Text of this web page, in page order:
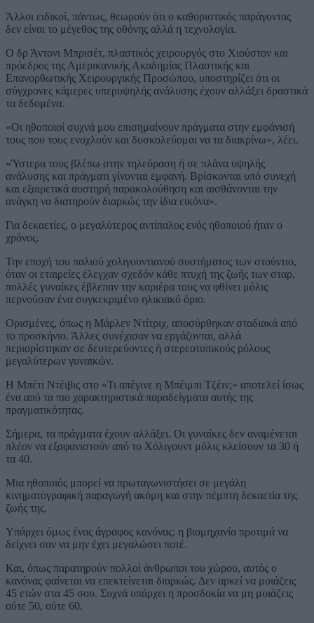
Άλλοι ειδικοί, πάντως, θεωρούν ότι ο καθοριστικός παράγοντας
δεν είναι το μέγεθος της οθόνης αλλά η τεχνολογία.
Ο δρ Άντονι Μπρισέτ, πλαστικός χειρουργός στο Χιούστον και
πρόεδρος της Αμερικανικής Ακαδημίας Πλαστικής και
Επανορθωτικής Χειρουργικής Προσώπου, υποστηρίζει ότι οι
σύγχρονες κάμερες υπερυψηλής ανάλυσης έχουν αλλάξει δραστικά
τα δεδομένα.
«Οι ηθοποιοί συχνά μου επισημαίνουν πράγματα στην εμφάνισή
τους που τους ενοχλούν και δυσκολεύομαι να τα διακρίνω», λέει.
«Ύστερα τους βλέπω στην τηλεόραση ή σε πλάνα υψηλής
ανάλυσης και πράγματι γίνονται εμφανή. Βρίσκονται υπό συνεχή
και εξαιρετικά αυστηρή παρακολούθηση και αισθάνονται την
ανάγκη να διατηρούν διαρκώς την ίδια εικόνα».
Για δεκαετίες, ο μεγαλύτερος αντίπαλος ενός ηθοποιού ήταν ο
χρόνος.
Την εποχή του παλιού χολιγουντιανού συστήματος των στούντιο,
όταν οι εταιρείες έλεγχαν σχεδόν κάθε πτυχή της ζωής των σταρ,
πολλές γυναίκες έβλεπαν την καριέρα τους να φθίνει μόλις
περνούσαν ένα συγκεκριμένο ηλικιακό όριο.
Ορισμένες, όπως η Μάρλεν Ντίτριχ, αποσύρθηκαν σταδιακά από
το προσκήνιο. Άλλες συνέχισαν να εργάζονται, αλλά
περιορίστηκαν σε δευτερεύοντες ή στερεοτυπικούς ρόλους
μεγαλύτερων γυναικών.
Η Μπέτι Ντέιβις στο «Τι απέγινε η Μπέιμπι Τζέιν;» αποτελεί ίσως
ένα από τα πιο χαρακτηριστικά παραδείγματα αυτής της
πραγματικότητας.
Σήμερα, τα πράγματα έχουν αλλάξει. Οι γυναίκες δεν αναμένεται
πλέον να εξαφανιστούν από το Χόλιγουντ μόλις κλείσουν τα 30 ή
τα 40.
Μια ηθοποιός μπορεί να πρωταγωνιστήσει σε μεγάλη
κινηματογραφική παραγωγή ακόμη και στην πέμπτη δεκαετία της
ζωής της.
Υπάρχει όμως ένας άγραφος κανόνας: η βιομηχανία προτιμά να
δείχνει σαν να μην έχει μεγαλώσει ποτέ.
Και, όπως παρατηρούν πολλοί άνθρωποι του χώρου, αυτός ο
κανόνας φαίνεται να επεκτείνεται διαρκώς. Δεν αρκεί να μοιάζεις
45 ετών στα 45 σου. Συχνά υπάρχει η προσδοκία να μη μοιάζεις
ούτε 50, ούτε 60.